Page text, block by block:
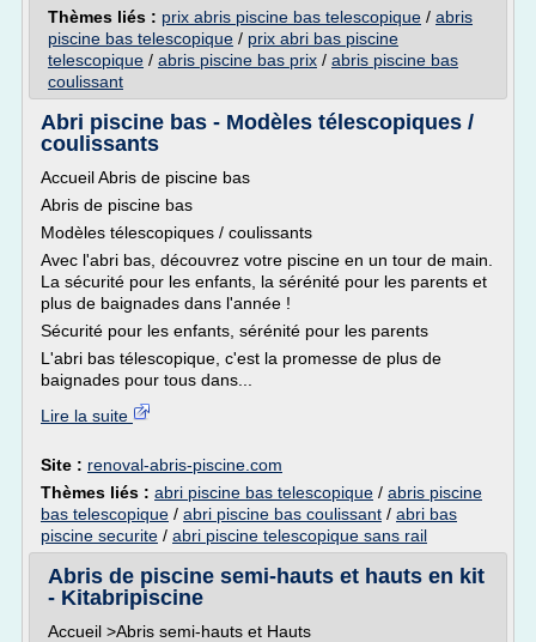
Thèmes liés : prix abris piscine bas telescopique / abris
piscine bas telescopique / prix abri bas piscine
telescopique / abris piscine bas prix / abris piscine bas
coulissant
Abri piscine bas - Modèles télescopiques /
coulissants
Accueil Abris de piscine bas
Abris de piscine bas
Modèles télescopiques / coulissants
Avec l'abri bas, découvrez votre piscine en un tour de main.
La sécurité pour les enfants, la sérénité pour les parents et
plus de baignades dans l'année !
Sécurité pour les enfants, sérénité pour les parents
L'abri bas télescopique, c'est la promesse de plus de
baignades pour tous dans...
Lire la suite
Site : renoval-abris-piscine.com
Thèmes liés : abri piscine bas telescopique / abris piscine
bas telescopique / abri piscine bas coulissant / abri bas
piscine securite / abri piscine telescopique sans rail
Abris de piscine semi-hauts et hauts en kit
- Kitabripiscine
Accueil >Abris semi-hauts et Hauts